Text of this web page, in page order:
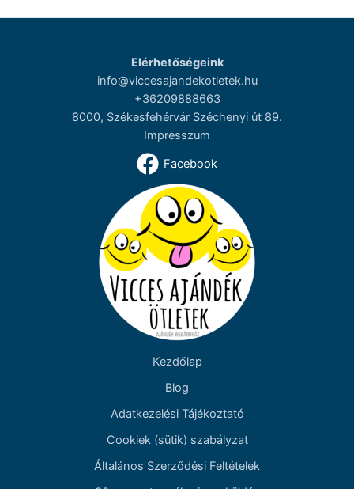
Elérhetőségeink
info@viccesajandekotletek.hu
+36209888663
8000, Székesfehérvár Széchenyi út 89.
Impresszum
Facebook
Kezdőlap
Blog
Adatkezelési Tájékoztató
Cookiek (sütik) szabályzat
Általános Szerződési Feltételek